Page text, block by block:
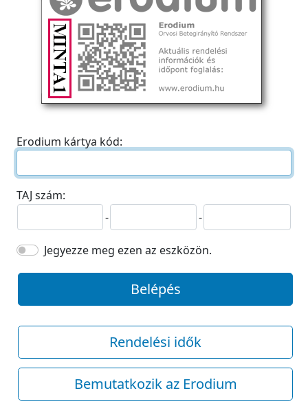
Erodium kártya kód:
TAJ szám:
-
-
Jegyezze meg ezen az eszközön.
Belépés
Rendelési idők
Bemutatkozik az Erodium